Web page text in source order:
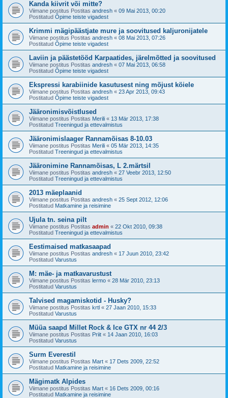
Kanda kiivrit või mitte?
Viimane postitus Postitas andresh « 09 Mai 2013, 00:20
Postitatud Õpime teiste vigadest
Krimmi mägipäästjate mure ja soovitused kaljuronijatele
Viimane postitus Postitas andresh « 08 Mai 2013, 07:26
Postitatud Õpime teiste vigadest
Laviin ja päästetööd Karpaatides, järelmõtted ja soovitused
Viimane postitus Postitas andresh « 07 Mai 2013, 06:58
Postitatud Õpime teiste vigadest
Ekspressi karabiinide kasutusest ning mõjust köiele
Viimane postitus Postitas andresh « 23 Apr 2013, 09:43
Postitatud Õpime teiste vigadest
Jääronimisvõistlused
Viimane postitus Postitas Merili « 13 Mär 2013, 17:38
Postitatud Treeningud ja ettevalmistus
Jääronimislaager Rannamõisas 8-10.03
Viimane postitus Postitas Merili « 05 Mär 2013, 14:35
Postitatud Treeningud ja ettevalmistus
Jääronimine Rannamõisas, L 2.märtsil
Viimane postitus Postitas andresh « 27 Veebr 2013, 12:50
Postitatud Treeningud ja ettevalmistus
2013 mäeplaanid
Viimane postitus Postitas andresh « 25 Sept 2012, 12:06
Postitatud Matkamine ja reisimine
Ujula tn. seina pilt
Viimane postitus Postitas admin « 22 Okt 2010, 09:38
Postitatud Treeningud ja ettevalmistus
Eestimaised matkasaapad
Viimane postitus Postitas andresh « 17 Juun 2010, 23:42
Postitatud Varustus
M: mäe- ja matkavarustust
Viimane postitus Postitas lermo « 28 Mär 2010, 23:13
Postitatud Varustus
Talvised magamiskotid - Husky?
Viimane postitus Postitas krtl « 27 Jaan 2010, 15:33
Postitatud Varustus
Müüa saapd Millet Rock & Ice GTX nr 44 2/3
Viimane postitus Postitas Priit « 14 Jaan 2010, 16:03
Postitatud Varustus
Surm Everestil
Viimane postitus Postitas Mart « 17 Dets 2009, 22:52
Postitatud Matkamine ja reisimine
Mägimatk Alpides
Viimane postitus Postitas Mart « 16 Dets 2009, 00:16
Postitatud Matkamine ja reisimine